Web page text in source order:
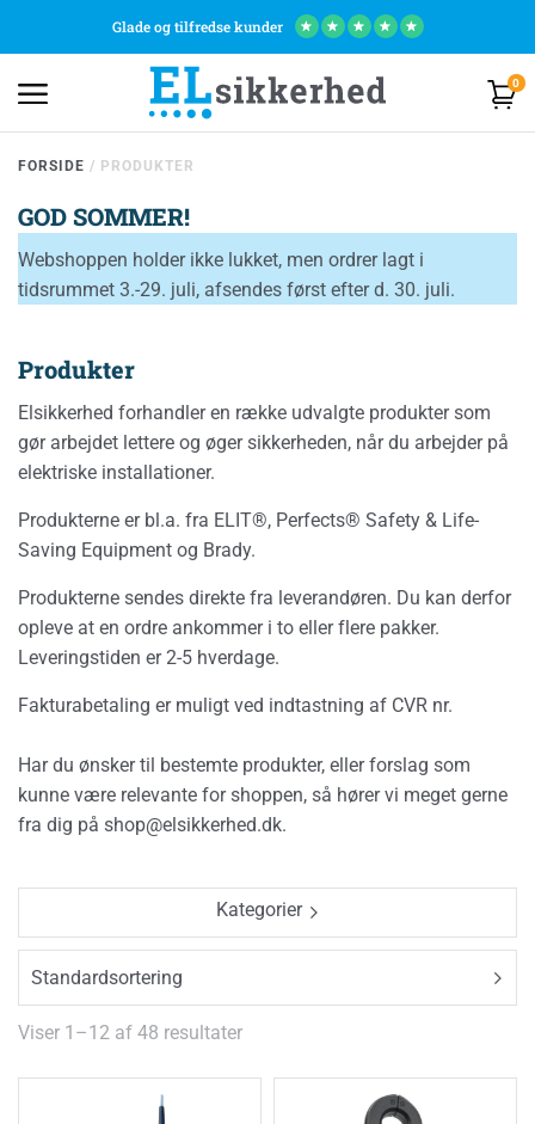
Glade og tilfredse kunder ★ ★ ★ ★ ★
0
FORSIDE / PRODUKTER
GOD SOMMER!
Webshoppen holder ikke lukket, men ordrer lagt i
tidsrummet 3.-29. juli, afsendes først efter d. 30. juli.
Produkter
Elsikkerhed forhandler en række udvalgte produkter som
gør arbejdet lettere og øger sikkerheden, når du arbejder på
elektriske installationer.
Produkterne er bl.a. fra ELIT®, Perfects® Safety & Life-
Saving Equipment og Brady.
Produkterne sendes direkte fra leverandøren. Du kan derfor
opleve at en ordre ankommer i to eller flere pakker.
Leveringstiden er 2-5 hverdage.
Fakturabetaling er muligt ved indtastning af CVR nr.
Har du ønsker til bestemte produkter, eller forslag som
kunne være relevante for shoppen, så hører vi meget gerne
fra dig på shop@elsikkerhed.dk.
Kategorier
Viser 1–12 af 48 resultater